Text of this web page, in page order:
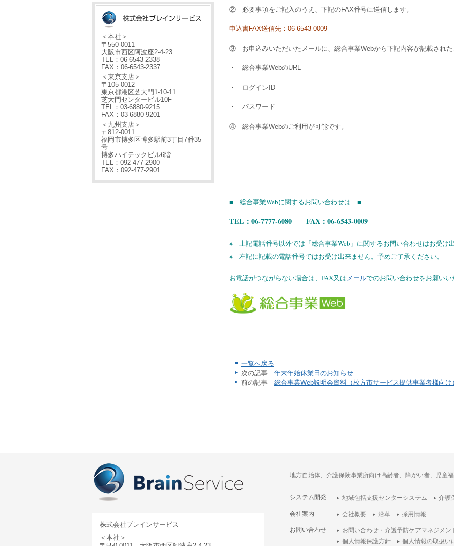
② 必要事項をご記入のうえ、下記のFAX番号に送信します。
申込書FAX送信先：06-6543-0009
③ お申込みいただいたメールに、総合事業Webから下記内容が記載された
・ 総合事業WebのURL
・ ログインID
・ パスワード
④ 総合事業Webのご利用が可能です。
■ 総合事業Webに関するお問い合わせは ■
TEL：06-7777-6080 FAX：06-6543-0009
※ 上記電話番号以外では「総合事業Web」に関するお問い合わせはお受け出
※ 左記に記載の電話番号ではお受け出来ません。予めご了承ください。
お電話がつながらない場合は、FAX又はメールでのお問い合わせをお願いい
一覧へ戻る
次の記事 年末年始休業日のお知らせ
前の記事 総合事業Web説明会資料（枚方市サービス提供事業者様向け
＜本社＞
〒550-0011
大阪市西区阿波座2-4-23
TEL：06-6543-2338
FAX：06-6543-2337
＜東京支店＞
〒105-0012
東京都港区芝大門1-10-11
芝大門センタービル10F
TEL：03-6880-9215
FAX：03-6880-9201
＜九州支店＞
〒812-0011
福岡市博多区博多駅前3丁目7番35
号
博多ハイテックビル6階
TEL：092-477-2900
FAX：092-477-2901
株式会社ブレインサービス
＜本社＞
地方自治体、介護保険事業所向け高齢者、障がい者、児童
システム開発 地域包括支援センターシステム 介護
会社案内 会社概要 沿革 採用情報
お問い合わせ
お問い合わせ・介護予防ケアマネジメ
個人情報保護方針
個人情報の取扱い